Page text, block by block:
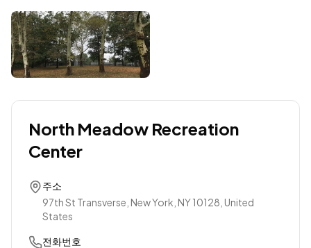
North Meadow Recreation
Center
주소
97th St Transverse, New York, NY 10128, United
States
전화번호